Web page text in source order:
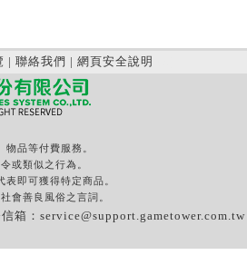
| 聯絡我們 | 網頁安全說明
品等付費服務。
或類似之行為。
即可獲得特定商品。
會善良風俗之言詞。
箱： service@support.gametower.com.tw